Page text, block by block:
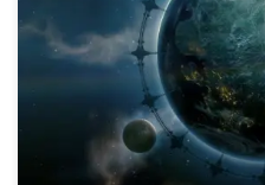
разума вселенной не даёт
способы, как это сделать!
таких задач, ещё не
17.04.2238 Я точно знаю, как
электронная система
территориального